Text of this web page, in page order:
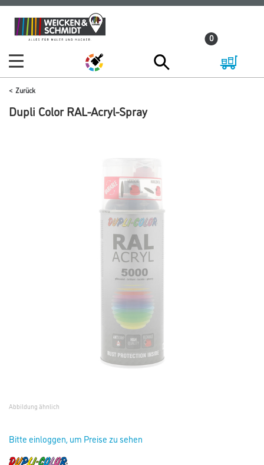
Zum
Inhalt
Zum
Navigationsmenü
0
Zurück
Dupli Color RAL-Acryl-Spray
Abbildung ähnlich
Bitte einloggen, um Preise zu sehen